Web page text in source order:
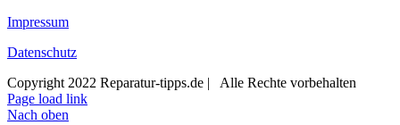
Impressum
Datenschutz
Copyright 2022 Reparatur-tipps.de | Alle Rechte vorbehalten
Page load link
Nach oben